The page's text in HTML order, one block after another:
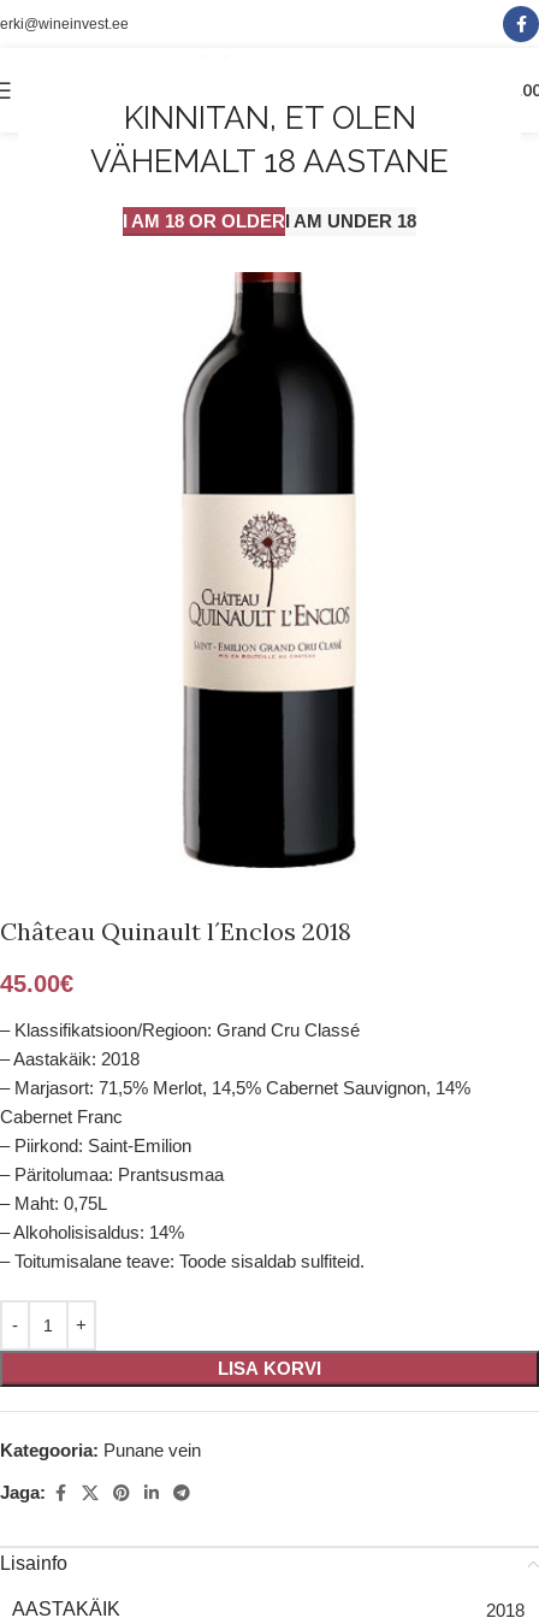
KINNITAN, ET OLEN
VÄHEMALT 18 AASTANE
I AM 18 OR OLDERI AM UNDER 18
erki@wineinvest.ee
Château Quinault l´Enclos 2018
45.00€
– Klassifikatsioon/Regioon: Grand Cru Classé
– Aastakäik: 2018
– Marjasort: 71,5% Merlot, 14,5% Cabernet Sauvignon, 14%
Cabernet Franc
– Piirkond: Saint-Emilion
– Päritolumaa: Prantsusmaa
– Maht: 0,75L
– Alkoholisisaldus: 14%
– Toitumisalane teave: Toode sisaldab sulfiteid.
LISA KORVI
Kategooria: Punane vein
Jaga:
Lisainfo
AASTAKÄIK 2018